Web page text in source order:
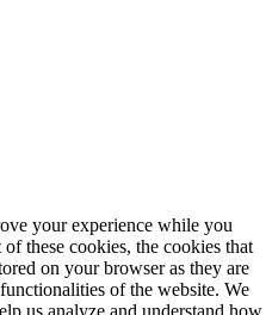
your experience while you
these cookies, the cookies that
on your browser as they are
of the website. We